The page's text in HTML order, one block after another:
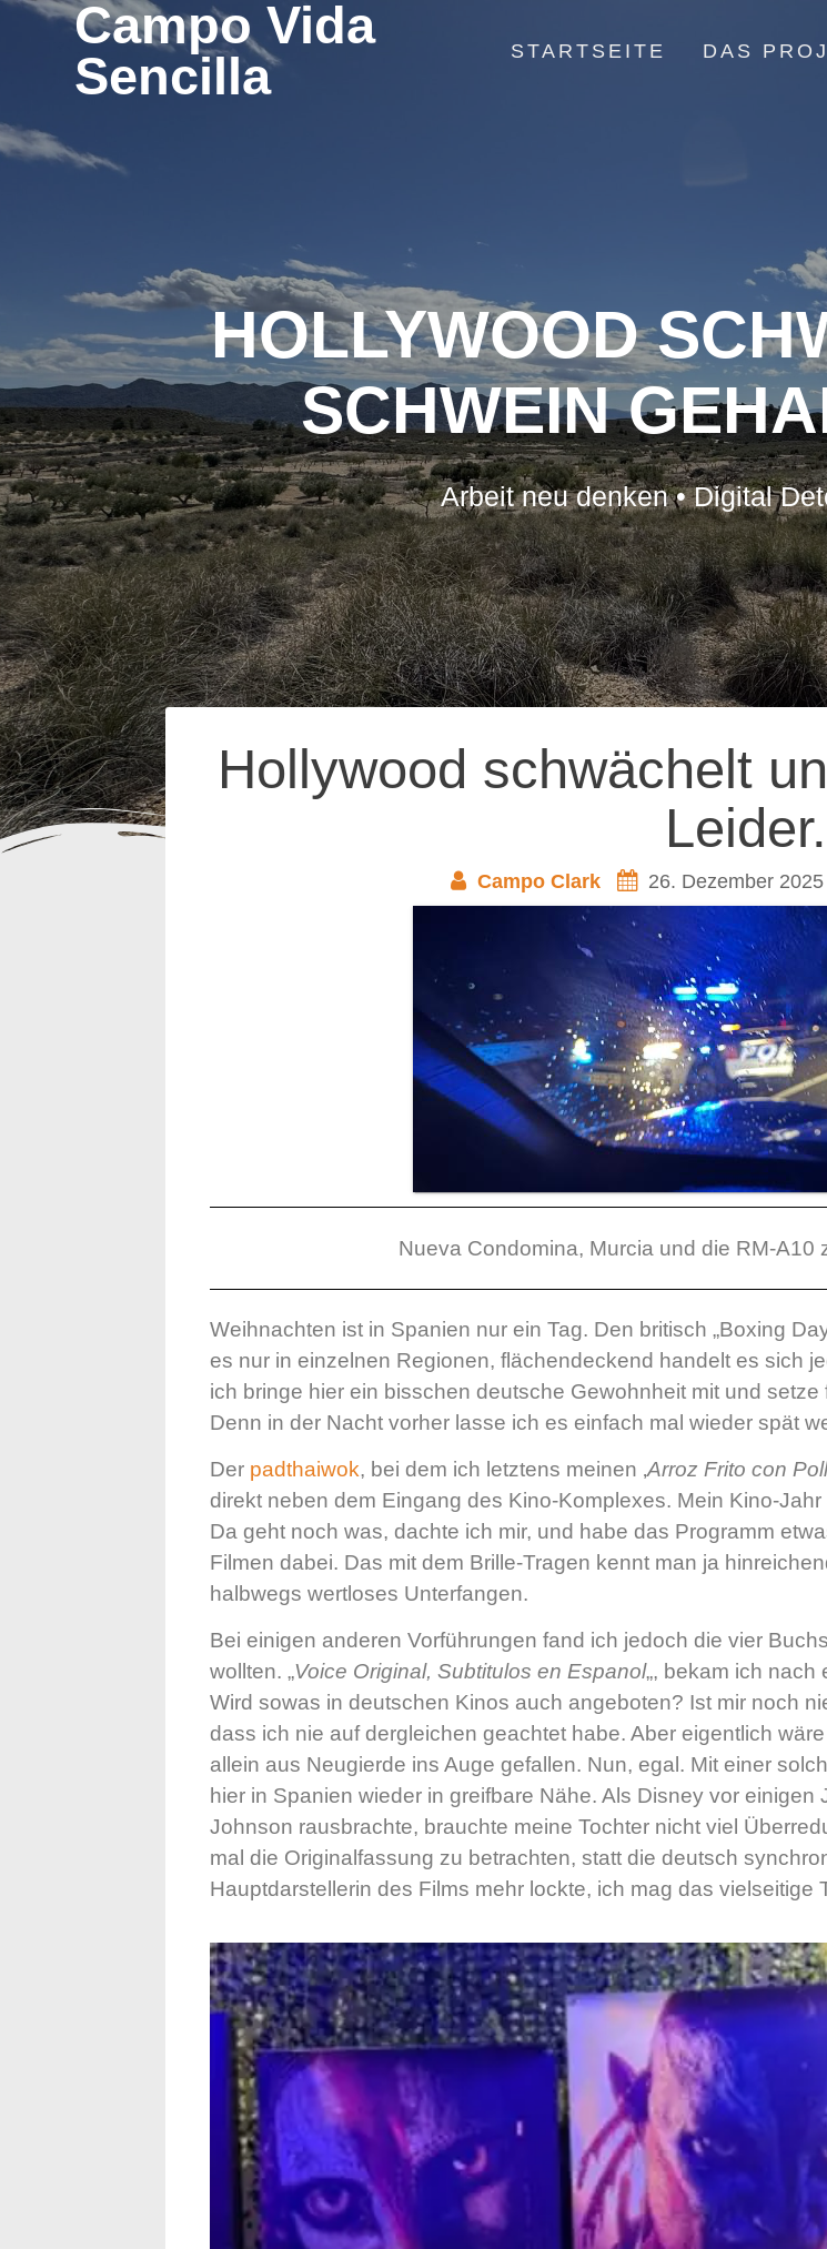
Campo Vida
Sencilla
STARTSEITE DAS
HOLLYWOOD
SCHWEIN
Arbeit neu denken • Digital
Hollywood schwächelt
Leider.
Campo Clark 26. Dezember 2025
Nueva Condomina, Murcia und die RM-A10
Weihnachten ist in Spanien nur ein Tag. Den britisch „Boxing
es nur in einzelnen Regionen, flächendeckend handelt es sich
ich bringe hier ein bisschen deutsche Gewohnheit mit und
Denn in der Nacht vorher lasse ich es einfach mal wieder spät
Der padthaiwok, bei dem ich letztens meinen ‚Arroz Frito con
direkt neben dem Eingang des Kino-Komplexes. Mein Kino-
Da geht noch was, dachte ich mir, und habe das Programm
Filmen dabei. Das mit dem Brille-Tragen kennt man ja
halbwegs wertloses Unterfangen.
Bei einigen anderen Vorführungen fand ich jedoch die vier
wollten. „Voice Original, Subtitulos en Espanol„, bekam ich
Wird sowas in deutschen Kinos auch angeboten? Ist mir noch
dass ich nie auf dergleichen geachtet habe. Aber eigentlich
allein aus Neugierde ins Auge gefallen. Nun, egal. Mit einer
hier in Spanien wieder in greifbare Nähe. Als Disney vor einigen
Johnson rausbrachte, brauchte meine Tochter nicht viel
mal die Originalfassung zu betrachten, statt die deutsch
Hauptdarstellerin des Films mehr lockte, ich mag das vielseitige